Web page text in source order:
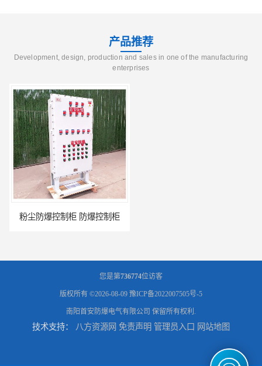
产品推荐
Development, design, production and sales in one of the manufacturing
enterprises
粉尘防爆控制柜 防爆控制柜
防腐防尘防爆控制柜 广东防爆控制柜
您是第736774位访客
版权所有 ©2026-08-09 豫ICP备2022007505号-5
南阳首安防爆电气有限公司 保留所有权利.
技术支持： 八方资源网 免责声明 管理员入口 网站地图